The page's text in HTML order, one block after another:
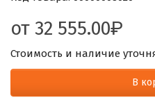
от 32 555.00
Стоимость и наличие
В